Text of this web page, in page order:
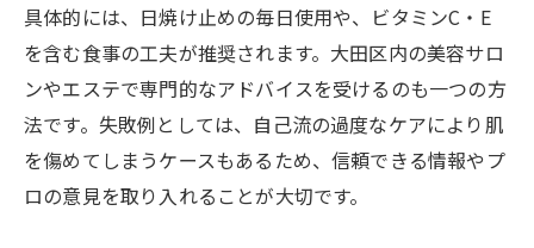
40代女性がVIO脱毛に挑戦する理由と効果
大田区 VIO脱毛選びで失敗しないポイント
デリケートゾーンケアが若々しさに繋がる
訳
初めてVIO脱毛を受ける際の注意点まとめ
具体的には、日焼け止めの毎日使用や、ビタミンC・E
を含む食事の工夫が推奨されます。大田区内の美容サロ
ンやエステで専門的なアドバイスを受けるのも一つの方
法です。失敗例としては、自己流の過度なケアにより肌
を傷めてしまうケースもあるため、信頼できる情報やプ
ロの意見を取り入れることが大切です。